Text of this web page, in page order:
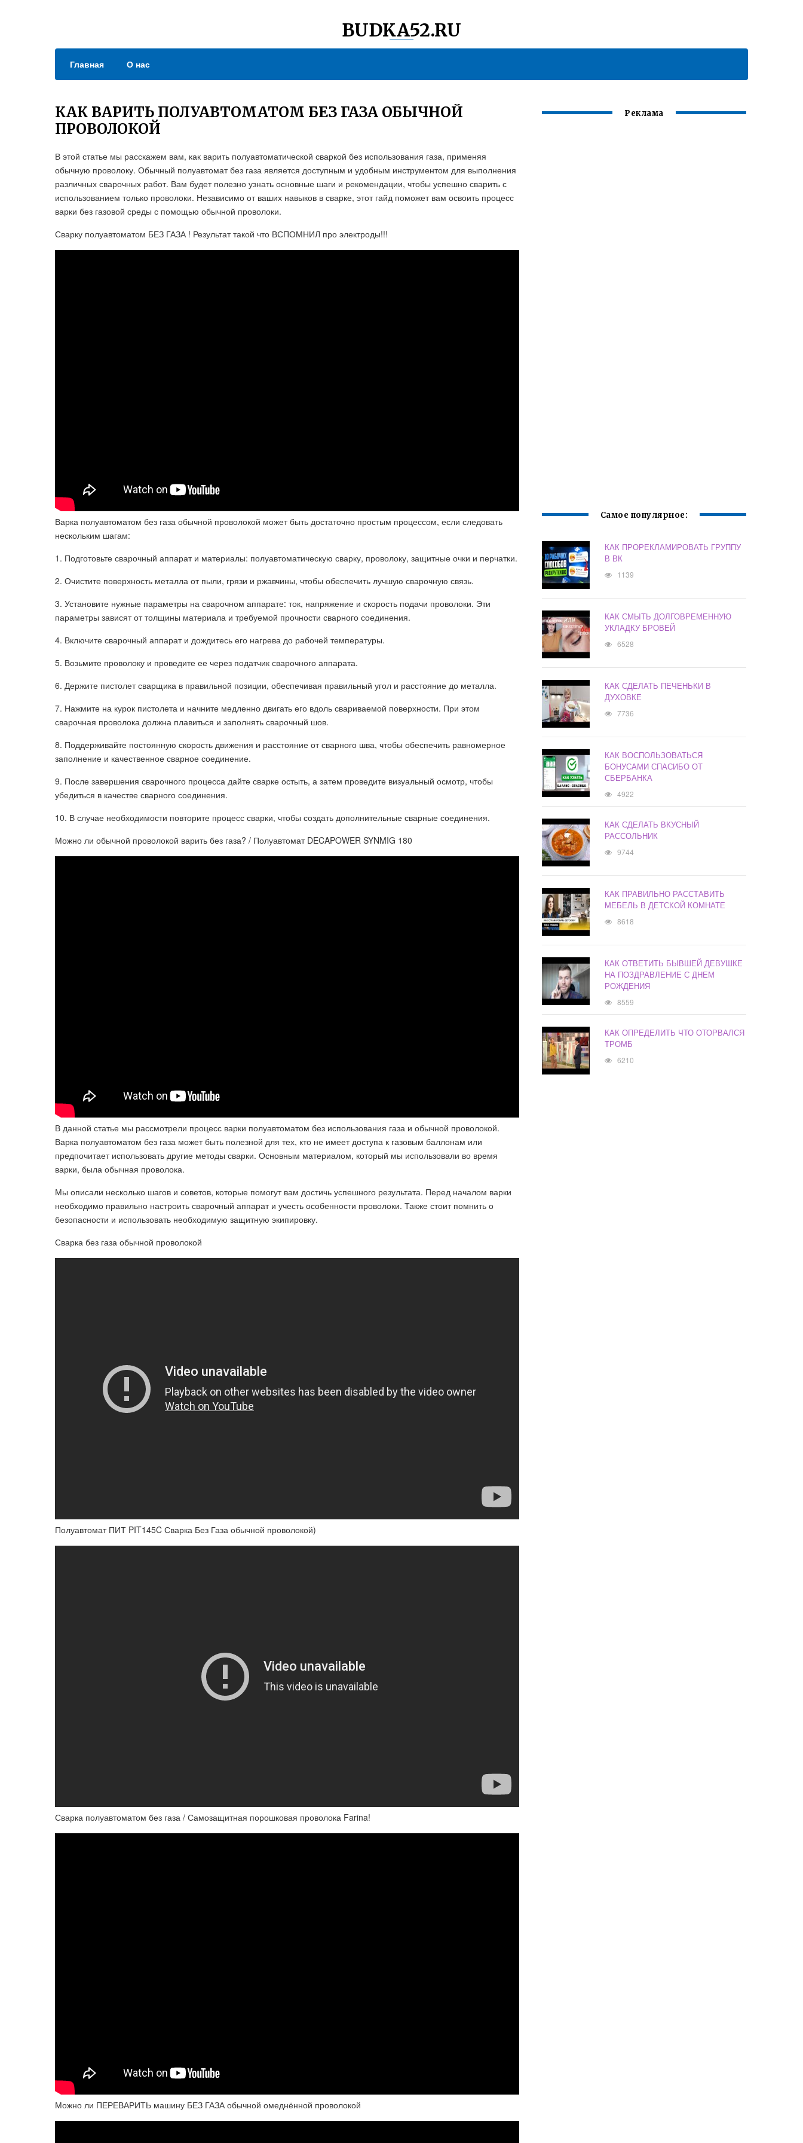
BUDKA52.RU
Главная О нас
КАК ВАРИТЬ ПОЛУАВТОМАТОМ БЕЗ ГАЗА ОБЫЧНОЙ
ПРОВОЛОКОЙ
В этой статье мы расскажем вам, как варить полуавтоматической сваркой без использования газа, применяя
обычную проволоку. Обычный полуавтомат без газа является доступным и удобным инструментом для выполнения
различных сварочных работ. Вам будет полезно узнать основные шаги и рекомендации, чтобы успешно сварить с
использованием только проволоки. Независимо от ваших навыков в сварке, этот гайд поможет вам освоить процесс
варки без газовой среды с помощью обычной проволоки.
Сварку полуавтоматом БЕЗ ГАЗА ! Результат такой что ВСПОМНИЛ про электроды!!!
Варка полуавтоматом без газа обычной проволокой может быть достаточно простым процессом, если следовать
нескольким шагам:
1. Подготовьте сварочный аппарат и материалы: полуавтоматическую сварку, проволоку, защитные очки и перчатки.
2. Очистите поверхность металла от пыли, грязи и ржавчины, чтобы обеспечить лучшую сварочную связь.
3. Установите нужные параметры на сварочном аппарате: ток, напряжение и скорость подачи проволоки. Эти
параметры зависят от толщины материала и требуемой прочности сварного соединения.
4. Включите сварочный аппарат и дождитесь его нагрева до рабочей температуры.
5. Возьмите проволоку и проведите ее через податчик сварочного аппарата.
6. Держите пистолет сварщика в правильной позиции, обеспечивая правильный угол и расстояние до металла.
7. Нажмите на курок пистолета и начните медленно двигать его вдоль свариваемой поверхности. При этом
сварочная проволока должна плавиться и заполнять сварочный шов.
8. Поддерживайте постоянную скорость движения и расстояние от сварного шва, чтобы обеспечить равномерное
заполнение и качественное сварное соединение.
9. После завершения сварочного процесса дайте сварке остыть, а затем проведите визуальный осмотр, чтобы
убедиться в качестве сварного соединения.
10. В случае необходимости повторите процесс сварки, чтобы создать дополнительные сварные соединения.
Можно ли обычной проволокой варить без газа? / Полуавтомат DECAPOWER SYNMIG 180
В данной статье мы рассмотрели процесс варки полуавтоматом без использования газа и обычной проволокой.
Варка полуавтоматом без газа может быть полезной для тех, кто не имеет доступа к газовым баллонам или
предпочитает использовать другие методы сварки. Основным материалом, который мы использовали во время
варки, была обычная проволока.
Мы описали несколько шагов и советов, которые помогут вам достичь успешного результата. Перед началом варки
необходимо правильно настроить сварочный аппарат и учесть особенности проволоки. Также стоит помнить о
безопасности и использовать необходимую защитную экипировку.
Сварка без газа обычной проволокой
Полуавтомат ПИТ PIT145C Сварка Без Газа обычной проволокой)
Сварка полуавтоматом без газа / Самозащитная порошковая проволока Farina!
Можно ли ПЕРЕВАРИТЬ машину БЕЗ ГАЗА обычной омеднённой проволокой
Реклама
Самое популярное:
КАК ПРОРЕКЛАМИРОВАТЬ ГРУППУ
В ВК
1139
КАК СМЫТЬ ДОЛГОВРЕМЕННУЮ
УКЛАДКУ БРОВЕЙ
6528
КАК СДЕЛАТЬ ПЕЧЕНЬКИ В
ДУХОВКЕ
7736
КАК ВОСПОЛЬЗОВАТЬСЯ
БОНУСАМИ СПАСИБО ОТ
СБЕРБАНКА
4922
КАК СДЕЛАТЬ ВКУСНЫЙ
РАССОЛЬНИК
9744
КАК ПРАВИЛЬНО РАССТАВИТЬ
МЕБЕЛЬ В ДЕТСКОЙ КОМНАТЕ
8618
КАК ОТВЕТИТЬ БЫВШЕЙ ДЕВУШКЕ
НА ПОЗДРАВЛЕНИЕ С ДНЕМ
РОЖДЕНИЯ
8559
КАК ОПРЕДЕЛИТЬ ЧТО ОТОРВАЛСЯ
ТРОМБ
6210